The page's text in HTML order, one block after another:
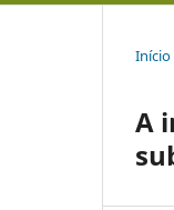
Início
A